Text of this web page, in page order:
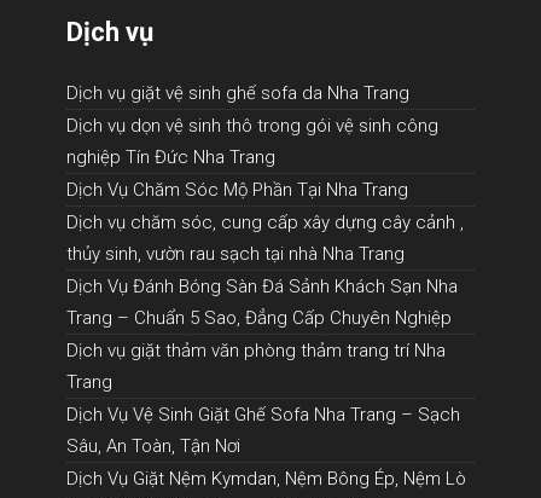
Dịch vụ
Dịch vụ giặt vệ sinh ghế sofa da Nha Trang
Dịch vụ dọn vệ sinh thô trong gói vệ sinh công
nghiệp Tín Đức Nha Trang
Dịch Vụ Chăm Sóc Mộ Phần Tại Nha Trang
Dịch vụ chăm sóc, cung cấp xây dựng cây cảnh ,
thủy sinh, vườn rau sạch tại nhà Nha Trang
Dịch Vụ Đánh Bóng Sàn Đá Sảnh Khách Sạn Nha
Trang – Chuẩn 5 Sao, Đẳng Cấp Chuyên Nghiệp
Dịch vụ giặt thảm văn phòng thảm trang trí Nha
Trang
Dịch Vụ Vệ Sinh Giặt Ghế Sofa Nha Trang – Sạch
Sâu, An Toàn, Tận Nơi
Dịch Vụ Giặt Nệm Kymdan, Nệm Bông Ép, Nệm Lò